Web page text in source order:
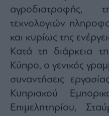
αγροδιατροφής,
τεχνολογιών
και κυρίως της
Κατά τη διάρκεια
Κύπρο, ο γενικός
συναντήσεις
Κυπριακού
Επιμελητηρίου,